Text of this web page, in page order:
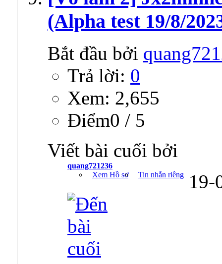
(Alpha test 19/8/
Bắt đầu bởi
Trả lời: 0
Xem: 2,655
Ðiểm0 / 5
Viết bài cuối bởi
quang721236
Xem Hồ sơ
Tin nhắn riêng